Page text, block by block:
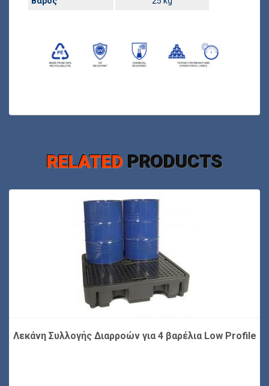
RELATED PRODUCTS
Λεκάνη Συλλογής Διαρροών για 4 βαρέλια Low Profile